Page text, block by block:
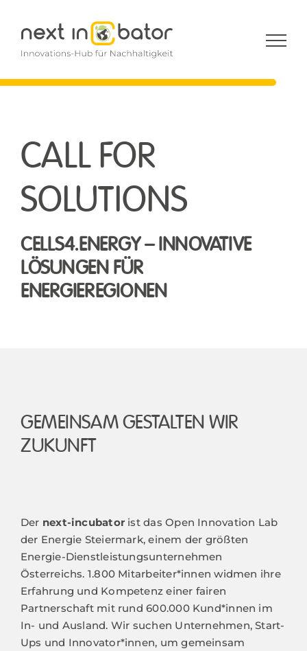
Inhalt
springen
CALL FOR
SOLUTIONS
CELLS4.ENERGY – INNOVATIVE
LÖSUNGEN FÜR
ENERGIEREGIONEN
GEMEINSAM GESTALTEN WIR
ZUKUNFT
Der next-incubator ist das Open Innovation Lab
der Energie Steiermark, einem der größten
Energie-Dienstleistungsunternehmen
Österreichs. 1.800 Mitarbeiter*innen widmen ihre
Erfahrung und Kompetenz einer fairen
Partnerschaft mit rund 600.000 Kund*innen im
In- und Ausland. Wir suchen Unternehmen, Start-
Ups und Innovator*innen, um gemeinsam